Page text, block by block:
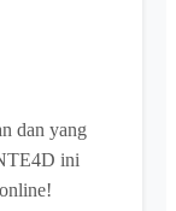
dan yang
ini